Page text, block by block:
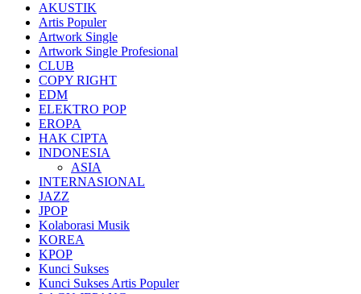
AKUSTIK
Artis Populer
Artwork Single
Artwork Single Profesional
CLUB
COPY RIGHT
EDM
ELEKTRO POP
EROPA
HAK CIPTA
INDONESIA
ASIA
INTERNASIONAL
JAZZ
JPOP
Kolaborasi Musik
KOREA
KPOP
Kunci Sukses
Kunci Sukses Artis Populer